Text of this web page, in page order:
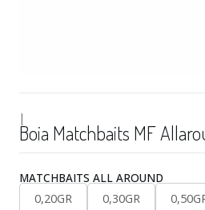
|
Boia Matchbaits MF
MATCHBAITS ALL AROUND
0,20GR
0,30GR